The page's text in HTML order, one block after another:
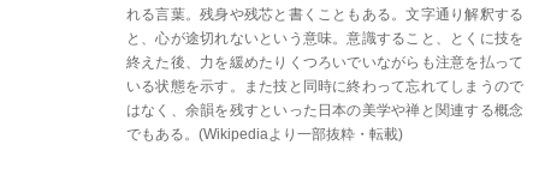
れる言葉。残身や残芯と書くこともある。文字通り解釈する
と、心が途切れないという意味。意識すること、とくに技を
終えた後、力を緩めたりくつろいでいながらも注意を払って
いる状態を示す。また技と同時に終わって忘れてしまうので
はなく、余韻を残すといった日本の美学や禅と関連する概念
でもある。(Wikipediaより一部抜粋・転載)